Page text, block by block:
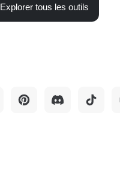
Explorer tous les outils